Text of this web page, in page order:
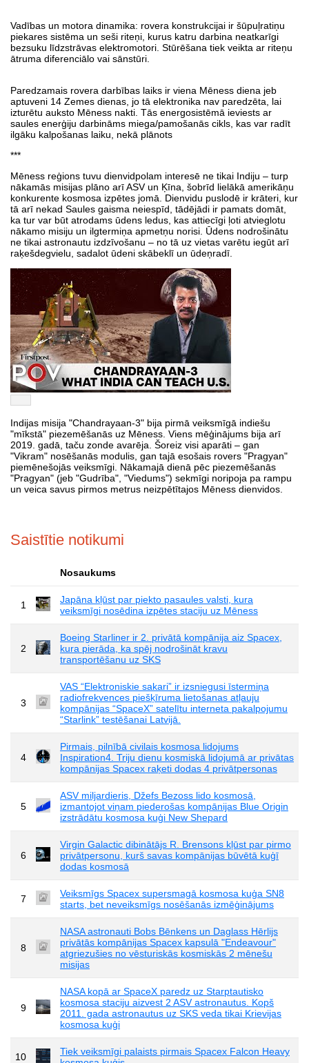
Vadības un motora dinamika: rovera konstrukcijai ir šūpuļratiņu
piekares sistēma un seši riteņi, kurus katru darbina neatkarīgi
bezsuku līdzstrāvas elektromotori. Stūrēšana tiek veikta ar riteņu
ātruma diferenciālo vai sānstūri.
Paredzamais rovera darbības laiks ir viena Mēness diena jeb
aptuveni 14 Zemes dienas, jo tā elektronika nav paredzēta, lai
izturētu auksto Mēness nakti. Tās energosistēmā ieviests ar
saules enerģiju darbināms miega/pamošanās cikls, kas var radīt
ilgāku kalpošanas laiku, nekā plānots
***
Mēness reģions tuvu dienvidpolam interesē ne tikai Indiju – turp
nākamās misijas plāno arī ASV un Ķīna, šobrīd lielākā amerikāņu
konkurente kosmosa izpētes jomā. Dienvidu puslodē ir krāteri, kur
tā arī nekad Saules gaisma neiespīd, tādējādi ir pamats domāt,
ka tur var būt atrodams ūdens ledus, kas attiecīgi ļoti atvieglotu
nākamo misiju un ilgtermiņa apmetņu norisi. Ūdens nodrošinātu
ne tikai astronautu izdzīvošanu – no tā uz vietas varētu iegūt arī
raķešdegvielu, sadalot ūdeni skābeklī un ūdeņradī.
Indijas misija "Chandrayaan-3" bija pirmā veiksmīgā indiešu
"mīkstā" piezemēšanās uz Mēness. Viens mēģinājums bija arī
2019. gadā, taču zonde avarēja. Šoreiz visi aparāti – gan
"Vikram" nosēšanās modulis, gan tajā esošais rovers "Pragyan"
piemēnešojās veiksmīgi. Nākamajā dienā pēc piezemēšanās
"Pragyan" (jeb "Gudrība", "Viedums") sekmīgi noripoja pa rampu
un veica savus pirmos metrus neizpētītajos Mēness dienvidos.
Saistītie notikumi
Nosaukums
1
Japāna kļūst par piekto pasaules valsti, kura
veiksmīgi nosēdina izpētes staciju uz Mēness
2
Boeing Starliner ir 2. privātā kompānija aiz Spacex,
kura pierāda, ka spēj nodrošināt kravu
transportēšanu uz SKS
3
VAS “Elektroniskie sakari” ir izsniegusi īstermiņa
radiofrekvences piešķīruma lietošanas atļauju
kompānijas “SpaceX” satelītu interneta pakalpojumu
“Starlink” testēšanai Latvijā.
4
Pirmais, pilnībā civilais kosmosa lidojums
Inspiration4. Triju dienu kosmiskā lidojumā ar privātas
kompānijas Spacex raķeti dodas 4 privātpersonas
5
ASV miljardieris, Džefs Bezoss lido kosmosā,
izmantojot viņam piederošas kompānijas Blue Origin
izstrādātu kosmosa kuģi New Shepard
6
Virgin Galactic dibinātājs R. Brensons kļūst par pirmo
privātpersonu, kurš savas kompānijas būvētā kuģī
dodas kosmosā
7
Veiksmīgs Spacex supersmagā kosmosa kuģa SN8
starts, bet neveiksmīgs nosēšanās izmēģinājums
8
NASA astronauti Bobs Bēnkens un Daglass Hērlijs
privātās kompānijas Spacex kapsulā "Endeavour"
atgriezušies no vēsturiskās kosmiskās 2 mēnešu
misijas
9
NASA kopā ar SpaceX paredz uz Starptautisko
kosmosa staciju aizvest 2 ASV astronautus. Kopš
2011. gada astronautus uz SKS veda tikai Krievijas
kosmosa kuģi
10
Tiek veiksmīgi palaists pirmais Spacex Falcon Heavy